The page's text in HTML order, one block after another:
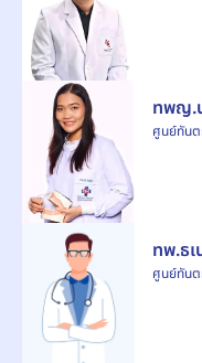
ทพญ.
ศูนย์ทัน
ทพ.ธ
ศูนย์ทัน